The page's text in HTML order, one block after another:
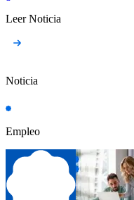
Leer Noticia
Noticia
Empleo